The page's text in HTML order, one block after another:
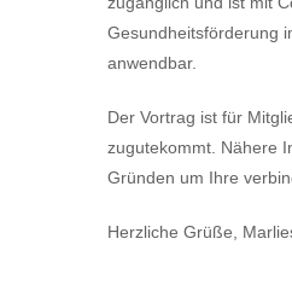
Gesundheitsförderung
anwendbar.
Der Vortrag ist für
zugutekommt. Nähere
Gründen um Ihre
Herzliche Grüße,